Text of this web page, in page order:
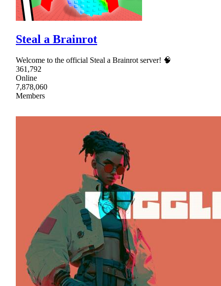
Steal a Brainrot
Welcome to the official Steal a Brainrot server! 🧠
361,792
Online
7,878,060
Members